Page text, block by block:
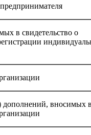
в свидетельство о
вносимых в